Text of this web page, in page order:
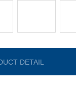
DETAIL